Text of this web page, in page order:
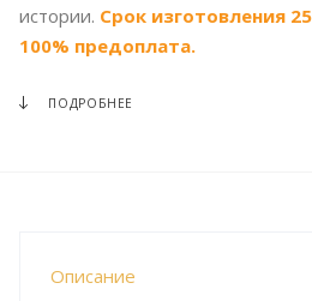
истории. Срок изготовления
100% предоплата.
ПОДРОБНЕЕ
Описание